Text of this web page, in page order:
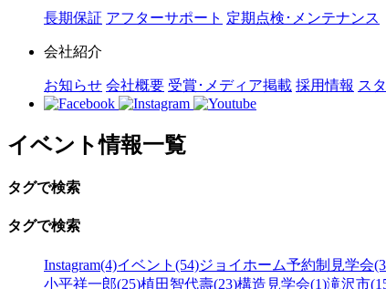
長期保証 アフターサポート 定期点検･メンテナンス
会社紹介
お知らせ 会社概要 受賞･メディア掲載 採用情報 ス
イベント情報一覧
タグで検索
タグで検索
Instagram(4)イベント(54)ジョイホーム予約制見学会
小平祥一郎(25)植田智代壽(23)構造見学会(1)滝沢市